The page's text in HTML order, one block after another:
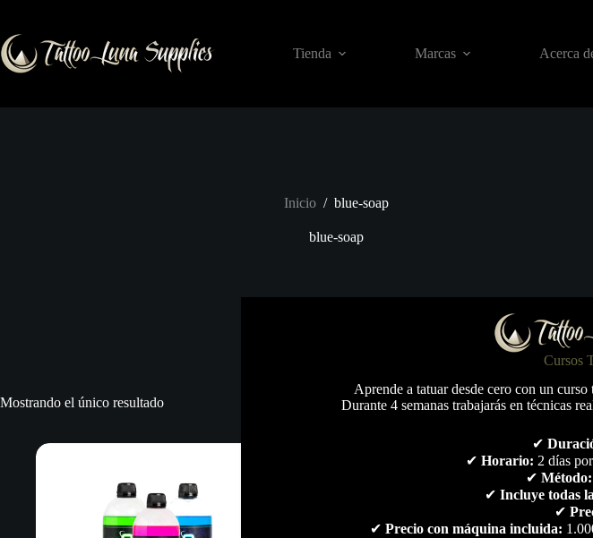
contenido
Tienda
Marcas Acerca
Inicio / blue-soap
blue-soap
Mostrando el único resultado
Cursos
Aprende a tatuar desde cero con un
Durante 4 semanas trabajarás en técnicas
✔
✔Horario: 2 días
✔Método:
✔Incluye todas
✔
✔Precio con máquina incluida: